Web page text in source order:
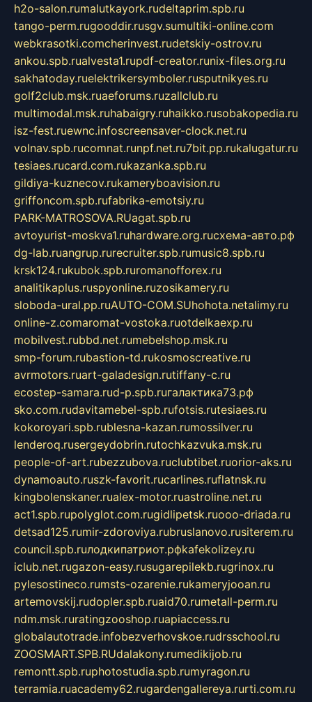
h2o-salon.rumalutkayork.rudeltaprim.spb.ru
tango-perm.rugooddir.rusgv.sumultiki-online.com
webkrasotki.comcherinvest.rudetskiy-ostrov.ru
ankou.spb.rualvesta1.rupdf-creator.runix-files.org.ru
sakhatoday.ruelektrikersymboler.rusputnikyes.ru
golf2club.msk.ruaeforums.ruzallclub.ru
multimodal.msk.ruhabaigry.ruhaikko.rusobakopedia.ru
isz-fest.ruewnc.infoscreensaver-clock.net.ru
volnav.spb.rucomnat.runpf.net.ru7bit.pp.rukalugatur.ru
tesiaes.rucard.com.rukazanka.spb.ru
gildiya-kuznecov.rukameryboavision.ru
griffoncom.spb.rufabrika-emotsiy.ru
PARK-MATROSOVA.RUagat.spb.ru
avtoyurist-moskva1.ruhardware.org.ruсхема-авто.рф
dg-lab.ruangrup.rurecruiter.spb.rumusic8.spb.ru
krsk124.rukubok.spb.ruromanofforex.ru
analitikaplus.ruspyonline.ruzosikamery.ru
sloboda-ural.pp.ruAUTO-COM.SUhohota.netalimy.ru
online-z.comaromat-vostoka.ruotdelkaexp.ru
mobilvest.rubbd.net.rumebelshop.msk.ru
smp-forum.rubastion-td.rukosmoscreative.ru
avrmotors.ruart-galadesign.rutiffany-c.ru
ecostep-samara.rud-p.spb.ruгалактика73.рф
sko.com.rudavitamebel-spb.rufotsis.rutesiaes.ru
kokoroyari.spb.rublesna-kazan.rumossilver.ru
lenderoq.rusergeydobrin.rutochkazvuka.msk.ru
people-of-art.rubezzubova.ruclubtibet.ruorior-aks.ru
dynamoauto.ruszk-favorit.rucarlines.ruflatnsk.ru
kingbolenskaner.rualex-motor.ruastroline.net.ru
act1.spb.rupolyglot.com.rugidlipetsk.ruooo-driada.ru
detsad125.rumir-zdoroviya.rubruslanovo.rusiterem.ru
council.spb.ruлодкипатриот.рфkafekolizey.ru
iclub.net.rugazon-easy.rusugarepilekb.rugrinox.ru
pylesostineco.rumsts-ozarenie.rukameryjooan.ru
artemovskij.rudopler.spb.ruaid70.rumetall-perm.ru
ndm.msk.ruratingzooshop.ruapiaccess.ru
globalautotrade.infobezverhovskoe.rudrsschool.ru
ZOOSMART.SPB.RUdalakony.rumedikijob.ru
remontt.spb.ruphotostudia.spb.rumyragon.ru
terramia.ruacademy62.rugardengallereya.rurti.com.ru